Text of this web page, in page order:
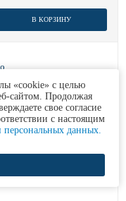
В КОРЗИНУ
упаковка 15 штук;
«cookie» с целью
сайтом. Продолжая
свое согласие
с настоящим
персональных данных.